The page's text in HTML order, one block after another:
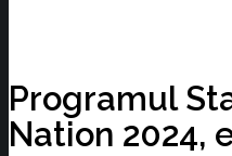
Programul
Nation 2024,